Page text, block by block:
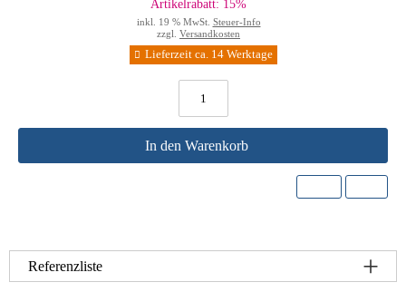
Artikelrabatt: 15%
inkl. 19 % MwSt. Steuer-Info
zzgl. Versandkosten
Lieferzeit ca. 14 Werktage
In den Warenkorb
Referenzliste